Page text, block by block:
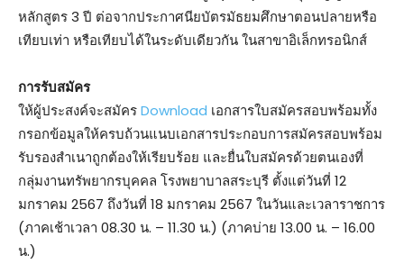
หลักสูตร 3 ปี ต่อจากประกาศนียบัตรมัธยมศึกษาตอนปลายหรือ
เทียบเท่า หรือเทียบได้ในระดับเดียวกัน ในสาขาอิเล็กทรอนิกส์
การรับสมัคร
ให้ผู้ประสงค์จะสมัครDownload เอกสารใบสมัครสอบพร้อมทั้ง
กรอกข้อมูลให้ครบถ้วนแนบเอกสารประกอบการสมัครสอบพร้อม
รับรองสำเนาถูกต้องให้เรียบร้อย และยื่นใบสมัครด้วยตนเองที่
กลุ่มงานทรัพยากรบุคคล โรงพยาบาลสระบุรี ตั้งแต่วันที่ 12
มกราคม 2567 ถึงวันที่ 18 มกราคม 2567 ในวันและเวลาราชการ
(ภาคเช้าเวลา 08.30 น. – 11.30 น.) (ภาคบ่าย 13.00 น. – 16.00
น.)